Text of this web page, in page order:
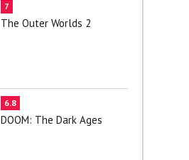
7
The Outer Worlds 2
6.8
DOOM: The Dark Ages